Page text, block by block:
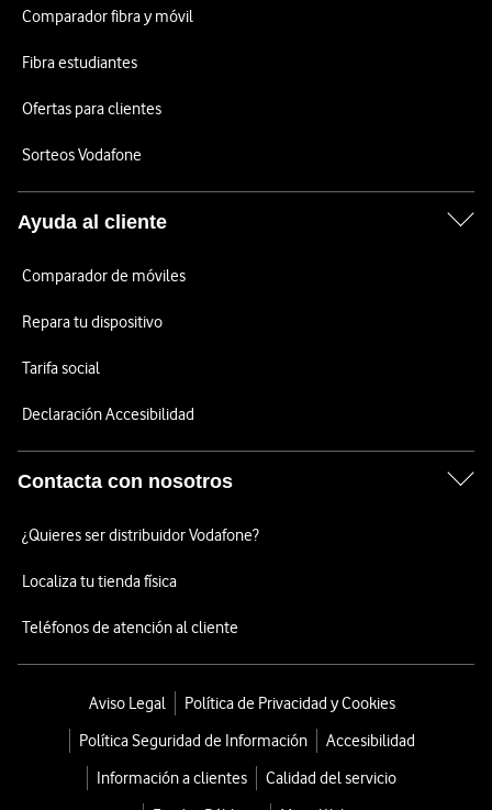
Comparador fibra y móvil
Fibra estudiantes
Ofertas para clientes
Sorteos Vodafone
Ayuda al cliente
Comparador de móviles
Repara tu dispositivo
Tarifa social
Declaración Accesibilidad
Contacta con nosotros
¿Quieres ser distribuidor Vodafone?
Localiza tu tienda física
Teléfonos de atención al cliente
Aviso Legal
Política de Privacidad y Cookies
Política Seguridad de Información
Accesibilidad
Información a clientes
Calidad del servicio